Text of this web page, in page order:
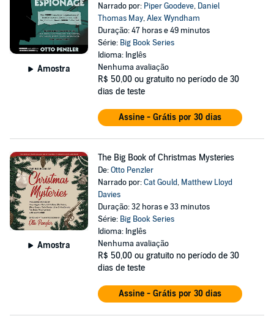
Amostra
Narrado por: Piper Goodeve, Daniel
Thomas May,Alex Wyndham
Duração: 47 horas e 49 minutos
Série: Big Book Series
Idioma: Inglês
Nenhuma avaliação
R$ 50,00 ou gratuito no período de 30
dias de teste
Assine - Grátis por 30 dias
Amostra
The Big Book of Christmas Mysteries
De:Otto Penzler
Narrado por:Cat Gould, Matthew Lloyd
Davies
Duração: 32 horas e 33 minutos
Série: Big Book Series
Idioma: Inglês
Nenhuma avaliação
R$ 50,00 ou gratuito no período de 30
dias de teste
Assine - Grátis por 30 dias